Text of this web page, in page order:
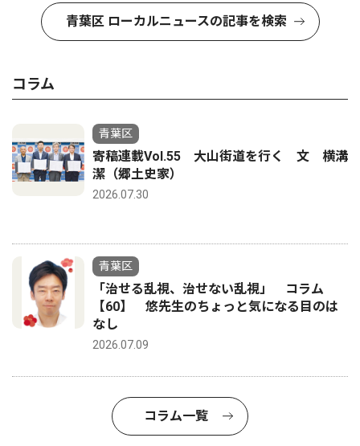
青葉区 ローカルニュースの記事を検索
コラム
青葉区
寄稿連載Vol.55 大山街道を行く 文 横溝
潔（郷土史家）
2026.07.30
青葉区
「治せる乱視、治せない乱視」 コラム
【60】 悠先生のちょっと気になる目のは
なし
2026.07.09
コラム一覧